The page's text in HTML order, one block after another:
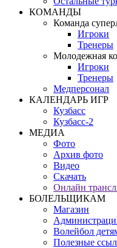
КОМАНДЫ
Команда
Игроки
Тренеры
Молодежная
Игроки
Тренеры
Медперсонал
КАЛЕНДАРЬ ИГР
Кузбасс
Кузбасс-2
МЕДИА
Фото
Архив фото
Видео
Скачать
Онлайн
БОЛЕЛЬЩИКАМ
Магазин
Волейбол
Полезные